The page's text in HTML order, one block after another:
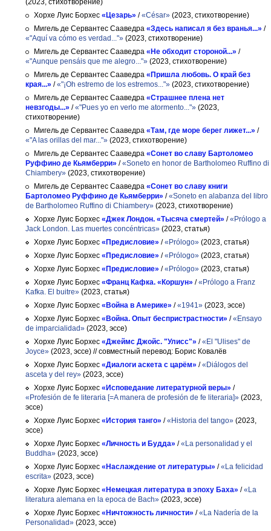
(2023, стихотворение)
Хорхе Луис Борхес «Цезарь» /«César» (2023, стихотворение)
Мигель де Сервантес Сааведра «Здесь написал я без вранья...» /
«"Aquí va cómo es verdad..."» (2023, стихотворение)
Мигель де Сервантес Сааведра «Не обходит стороной...» /
«"Aunque pensáis que me alegro..."» (2023, стихотворение)
Мигель де Сервантес Сааведра «Пришла любовь. О край без
края...» /«"¡Oh estremo de los estremos..."» (2023, стихотворение)
Мигель де Сервантес Сааведра «Страшнее плена нет
невзгоды...» /«"Pues yo en verlo me atormento..."» (2023,
стихотворение)
Мигель де Сервантес Сааведра «Там, где море берег лижет...» /
«"A las orillas del mar..."» (2023, стихотворение)
Мигель де Сервантес Сааведра «Сонет во славу Бартоломео
Руффино де Кьямберри» /«Soneto en honor de Bartholomeo Ruffino di
Chiambery» (2023, стихотворение)
Мигель де Сервантес Сааведра «Сонет во славу книги
Бартоломео Руффино де Кьямберри» /«Soneto en alabanza del libro
de Bartholomeo Ruffino di Chiambery» (2023, стихотворение)
Хорхе Луис Борхес «Джек Лондон. «Тысяча смертей» /«Prólogo a
Jack London. Las muertes concéntricas» (2023, статья)
Хорхе Луис Борхес «Предисловие» /«Prólogo» (2023, статья)
Хорхе Луис Борхес «Предисловие» /«Prólogo» (2023, статья)
Хорхе Луис Борхес «Предисловие» /«Prólogo» (2023, статья)
Хорхе Луис Борхес «Франц Кафка. «Коршун» /«Prólogo a Franz
Kafka. El buitre» (2023, статья)
Хорхе Луис Борхес «Война в Америке» /«1941» (2023, эссе)
Хорхе Луис Борхес «Война. Опыт беспристрастности» /«Ensayo
de imparcialidad» (2023, эссе)
Хорхе Луис Борхес «Джеймс Джойс. "Улисс"» /«El "Ulises" de
Joyce» (2023, эссе) // совместный перевод: Борис Ковалёв
Хорхе Луис Борхес «Диалоги аскета с царём» /«Diálogos del
asceta y del rey» (2023, эссе)
Хорхе Луис Борхес «Исповедание литературной веры» /
«Profesión de fe literaria [=A manera de profesión de fe literaria]» (2023,
эссе)
Хорхе Луис Борхес «История танго» /«Historia del tango» (2023,
эссе)
Хорхе Луис Борхес «Личность и Будда» /«La personalidad y el
Buddha» (2023, эссе)
Хорхе Луис Борхес «Наслаждение от литературы» /«La felicidad
escrita» (2023, эссе)
Хорхе Луис Борхес «Немецкая литература в эпоху Баха» /«La
literatura alemana en la epoca de Bach» (2023, эссе)
Хорхе Луис Борхес «Ничтожность личности» /«La Nadería de la
Personalidad» (2023, эссе)